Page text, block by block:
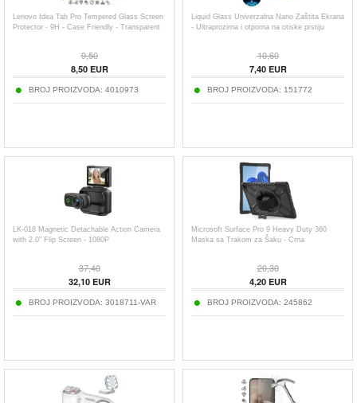
Lenovo Idea Tab Pro Tempered Glass Screen
Protector - 9H - Case Friendly - Transparent
9,50
8,50EUR
BROJ PROIZVODA: 4010973
Liquid Glass Univerzalna Nano Zaštita Ekrana
- Ultraprozirna i otporna na otiske prstiju
10,60
7,40EUR
BROJ PROIZVODA: 151772
LK-018 Magnetic Detachable Action Camera
with 2.0" Flip Screen - 1080P
37,40
32,10EUR
BROJ PROIZVODA: 3018711-VAR
Microsoft Surface Pro 9 Heavy Duty 360
Maska sa Trakom za Šaku - Crna
20,30
4,20EUR
BROJ PROIZVODA: 245862